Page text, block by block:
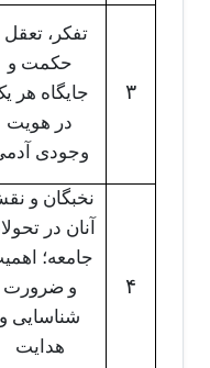
۳
تفکر، تعقل
حکمت و
جایگاه هر
در هویت
وجودی
۴
نخبگان و
آنان در
جامعه؛
و ضرورت
شناسایی و
هدایت